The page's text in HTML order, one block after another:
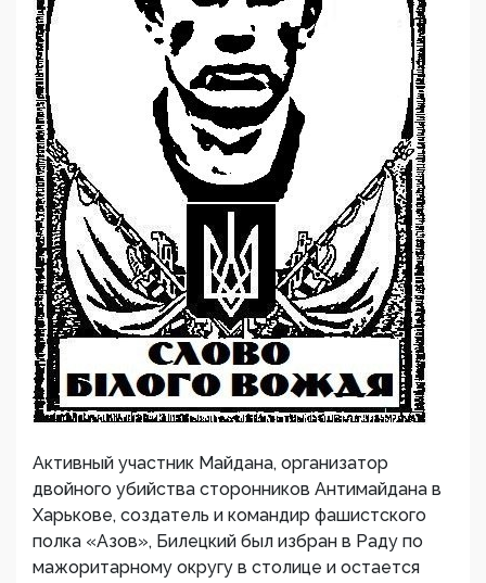
Активный участник Майдана, организатор
двойного убийства сторонников Антимайдана в
Харькове, создатель и командир фашистского
полка «Азов», Билецкий был избран в Раду по
мажоритарному округу в столице и остается